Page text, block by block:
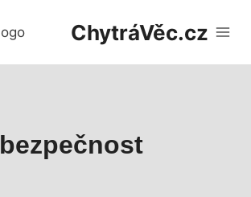
ChytráVěc.cz
bezpečnost